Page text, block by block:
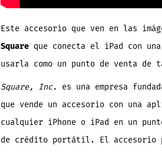
Este accesorio que ven en las
Square que conecta el iPad con
usarla como un punto de venta
Square, Inc. es una empresa
que vende un accesorio con una
cualquier iPhone o iPad en un
de crédito portátil. El accesorio